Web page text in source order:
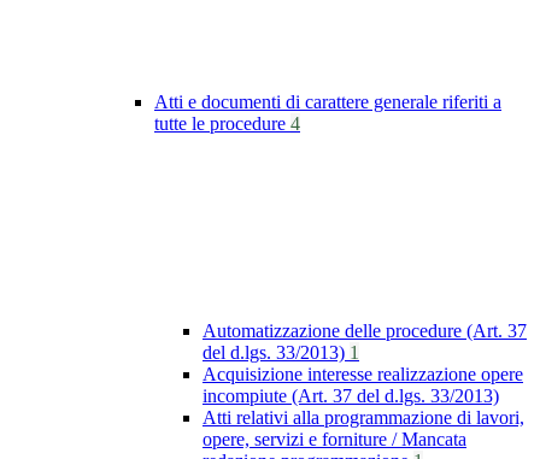
Atti e documenti di carattere generale riferiti a
tutte le procedure 4
Automatizzazione delle procedure (Art. 37
del d.lgs. 33/2013) 1
Acquisizione interesse realizzazione opere
incompiute (Art. 37 del d.lgs. 33/2013)
Atti relativi alla programmazione di lavori,
opere, servizi e forniture / Mancata